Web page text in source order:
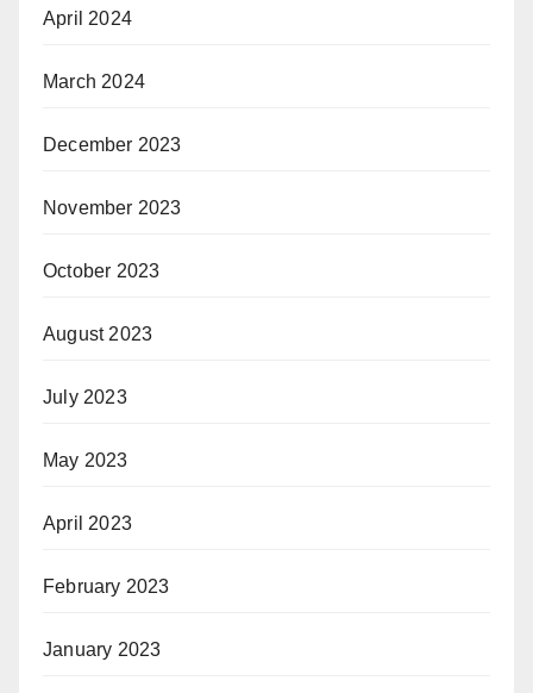
April 2024
March 2024
December 2023
November 2023
October 2023
August 2023
July 2023
May 2023
April 2023
February 2023
January 2023